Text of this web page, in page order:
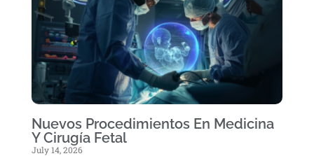
Nuevos Procedimientos En Medicina
Y Cirugía Fetal
July 14, 2026